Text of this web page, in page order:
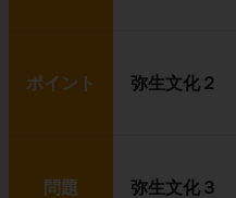
ポイント 弥生文化２
問題 弥生文化３